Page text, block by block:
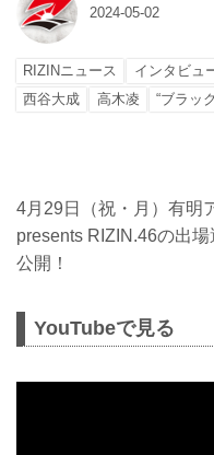
2024-05-02
RIZINニュース インタビュ
西谷大成
高木凌 “ブラッ
4月29日（祝・月）有明
presents RIZIN.46の出
公開！
YouTubeで見る